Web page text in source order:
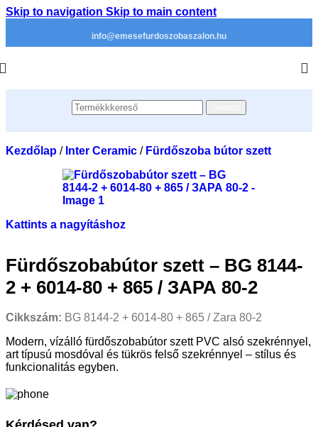
Skip to navigation Skip to main content
info@emesefurdoszobaszalon.hu
Kezdőlap / Inter Ceramic / Fürdőszoba bútor szett
Kattints a nagyításhoz
Fürdőszobabútor szett – BG 8144-
2 + 6014-80 + 865 / ЗАРА 80-2
Cikkszám: BG 8144-2 + 6014-80 + 865 / Zara 80-2
Modern, vízálló fürdőszobabútor szett PVC alsó szekrénnyel,
art típusú mosdóval és tükrös felső szekrénnyel – stílus és
funkcionalitás egyben.